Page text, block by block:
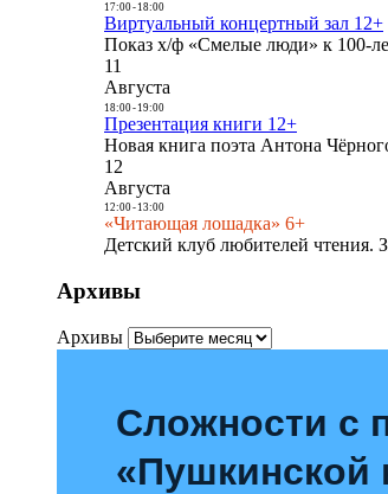
17:00- 18:00
Виртуальный концертный зал 12+
Показ х/ф «Смелые люди» к 100-
11
Августа
18:00- 19:00
Презентация книги 12+
Новая книга поэта Антона
12
Августа
12:00- 13:00
«Читающая лошадка» 6+
Детский клуб любителей чтения.
Архивы
Архивы
Сложности с
«Пушкинской